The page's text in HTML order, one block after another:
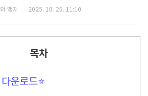
맹자 2025. 10. 26. 11:10
목차
운로드⭐